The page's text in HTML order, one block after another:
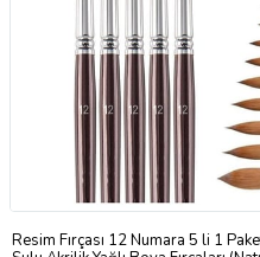
Resim Fırçası 12 Numara 5 li 1